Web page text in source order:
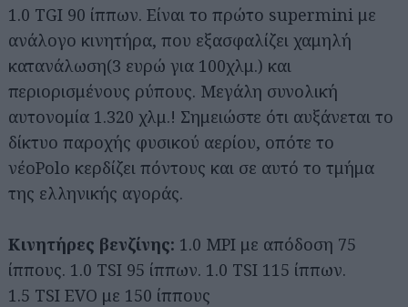
1.0 TGI 90 ίππων. Είναι το πρώτο supermini με
ανάλογο κινητήρα, που εξασφαλίζει χαμηλή
κατανάλωση(3 ευρώ για 100χλμ.) και
περιορισμένους ρύπους. Μεγάλη συνολική
αυτονομία 1.320 χλμ.! Σημειώστε ότι αυξάνεται το
δίκτυο παροχής φυσικού αερίου, οπότε το
νέοPolo κερδίζει πόντους και σε αυτό το τμήμα
της ελληνικής αγοράς.
Κινητήρες βενζίνης: 1.0 MPI με απόδοση 75
ίππους. 1.0 TSI 95 ίππων. 1.0 TSI 115 ίππων.
1.5 TSI ΕVO με 150 ίππους